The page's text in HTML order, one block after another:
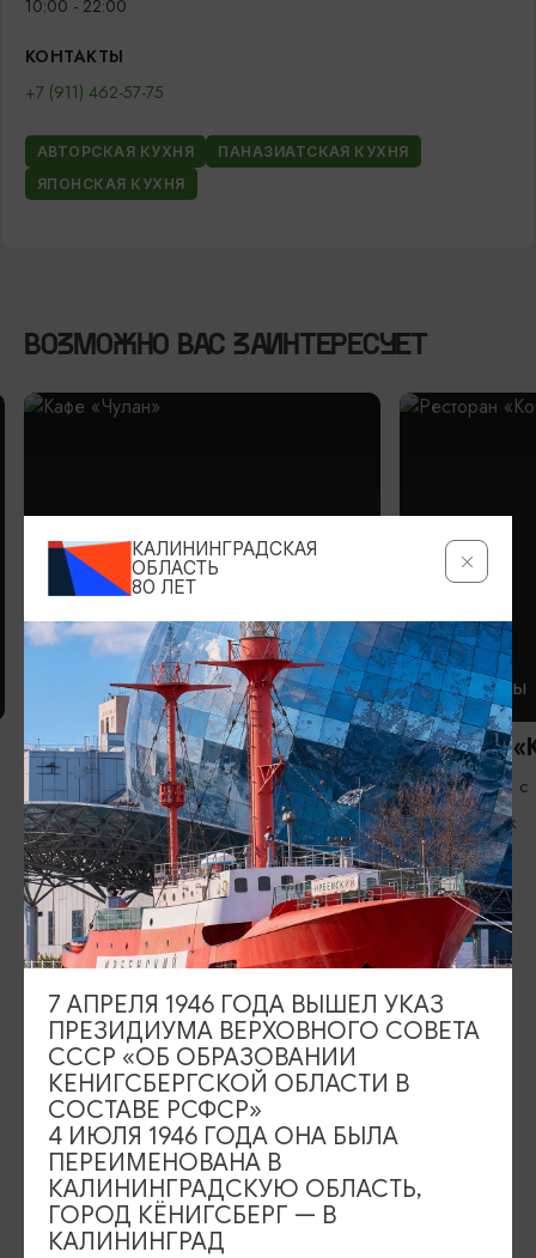
10:00 - 22:00
КОНТАКТЫ
+7 (911) 462-57-75
АВТОРСКАЯ КУХНЯ
ПАНАЗИАТСКАЯ КУХНЯ
ЯПОНСКАЯ КУХНЯ
ВОЗМОЖНО ВАС ЗАИНТЕРЕСУЕТ
Кафе «Чулан»
Вс-Пт: 11:00-21:00, Сб: 13:00-21:00
Правдинск
РЕСТОРАНЫ
Ресторан
Ежедневно
Черняховск
Серебряное ожерелье
Электронная виза
Туры и экскурсии
Афиша мероприятий
Сувениры
Гостевая книга
Гиды и экскурсоводы
КАЛИНИНГРАДСКАЯ
ОБЛАСТЬ
80 ЛЕТ
7 АПРЕЛЯ 1946 ГОДА ВЫШЕЛ УКАЗ
ПРЕЗИДИУМА ВЕРХОВНОГО СОВЕТА
СССР «ОБ ОБРАЗОВАНИИ
КЕНИГСБЕРГСКОЙ ОБЛАСТИ В
СОСТАВЕ РСФСР»
4 ИЮЛЯ 1946 ГОДА ОНА БЫЛА
ПЕРЕИМЕНОВАНА В
КАЛИНИНГРАДСКУЮ ОБЛАСТЬ,
ГОРОД КЁНИГСБЕРГ — В
КАЛИНИНГРАД